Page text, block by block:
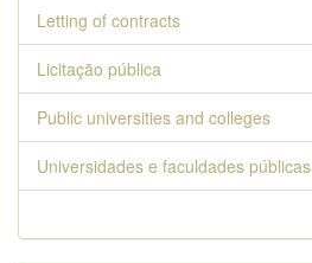
Letting of contracts
Licitação pública
Public universities and colleges
Universidades e faculdades públicas